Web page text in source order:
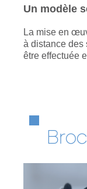
Un modèle
La mise en
à distance des
être effectuée